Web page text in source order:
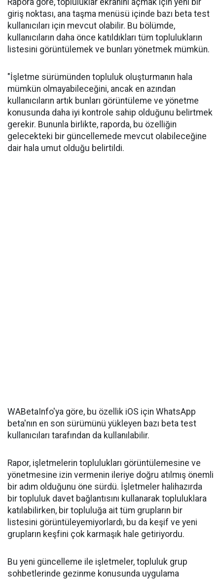
Rapora göre, topluluklar ekranını açmak için yeni bir
giriş noktası, ana taşma menüsü içinde bazı beta test
kullanıcıları için mevcut olabilir. Bu bölümde,
kullanıcıların daha önce katıldıkları tüm toplulukların
listesini görüntülemek ve bunları yönetmek mümkün.
"İşletme sürümünden topluluk oluşturmanın hala
mümkün olmayabileceğini, ancak en azından
kullanıcıların artık bunları görüntüleme ve yönetme
konusunda daha iyi kontrole sahip olduğunu belirtmek
gerekir. Bununla birlikte, raporda, bu özelliğin
gelecekteki bir güncellemede mevcut olabileceğine
dair hala umut olduğu belirtildi.
WABetaInfo'ya göre, bu özellik iOS için WhatsApp
beta'nın en son sürümünü yükleyen bazı beta test
kullanıcıları tarafından da kullanılabilir.
Rapor, işletmelerin toplulukları görüntülemesine ve
yönetmesine izin vermenin ileriye doğru atılmış önemli
bir adım olduğunu öne sürdü. İşletmeler halihazırda
bir topluluk davet bağlantısını kullanarak topluluklara
katılabilirken, bir topluluğa ait tüm grupların bir
listesini görüntüleyemiyorlardı, bu da keşif ve yeni
grupların keşfini çok karmaşık hale getiriyordu.
Bu yeni güncelleme ile işletmeler, topluluk grup
sohbetlerinde gezinme konusunda uygulama